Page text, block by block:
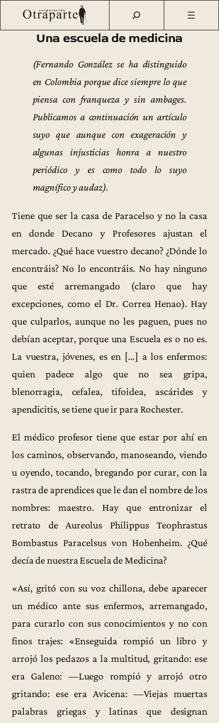
Saltar
contenido
Otraparte.org/Fernando González Ideas Textos sueltos/
Una escuela de medicina (1945)
Una escuela de medicina
(Fernando González se ha distinguido
en Colombia porque dice siempre lo que
piensa con franqueza y sin ambages.
Publicamos a continuación un artículo
suyo que aunque con exageración y
algunas injusticias honra a nuestro
periódico y es como todo lo suyo
magnífico y audaz).
Tiene que ser la casa de Paracelso y no la casa
en donde Decano y Profesores ajustan el
mercado. ¿Qué hace vuestro decano? ¿Dónde lo
encontráis? No lo encontráis. No hay ninguno
que esté arremangado (claro que hay
excepciones, como el Dr. Correa Henao). Hay
que culparlos, aunque no les paguen, pues no
debían aceptar, porque una Escuela es o no es.
La vuestra, jóvenes, es en […] a los enfermos:
quien padece algo que no sea gripa,
blenorragia, cefalea, tifoidea, ascárides y
apendicitis, se tiene que ir para Rochester.
El médico profesor tiene que estar por ahí en
los caminos, observando, manoseando, viendo
u oyendo, tocando, bregando por curar, con la
rastra de aprendices que le dan el nombre de los
nombres: maestro. Hay que entronizar el
retrato de Aureolus Philippus Teophrastus
Bombastus Paracelsus von Hohenheim. ¿Qué
decía de nuestra Escuela de Medicina?
«Así, gritó con su voz chillona, debe aparecer
un médico ante sus enfermos, arremangado,
para curarlo con sus conocimientos y no con
finos trajes: «Enseguida rompió un libro y
arrojó los pedazos a la multitud, gritando: ese
era Galeno: —Luego rompió y arrojó otro
gritando: ese era Avicena: —Viejas muertas
palabras griegas y latinas que designan